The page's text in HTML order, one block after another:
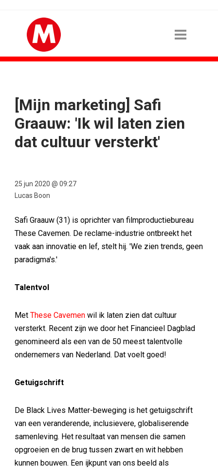
[Mijn marketing] Safi
Graauw: 'Ik wil laten zien
dat cultuur versterkt'
25 jun 2020 @ 09:27
Lucas Boon
Safi Graauw (31) is oprichter van filmproductiebureau
These Cavemen. De reclame-industrie ontbreekt het
vaak aan innovatie en lef, stelt hij. 'We zien trends, geen
paradigma's.'
Talentvol
Met These Cavemen wil ik laten zien dat cultuur
versterkt. Recent zijn we door het Financieel Dagblad
genomineerd als een van de 50 meest talentvolle
ondernemers van Nederland. Dat voelt goed!
Getuigschrift
De Black Lives Matter-beweging is het getuigschrift
van een veranderende, inclusievere, globaliserende
samenleving. Het resultaat van mensen die samen
opgroeien en de brug tussen zwart en wit hebben
kunnen bouwen. Een ijkpunt van ons beeld als